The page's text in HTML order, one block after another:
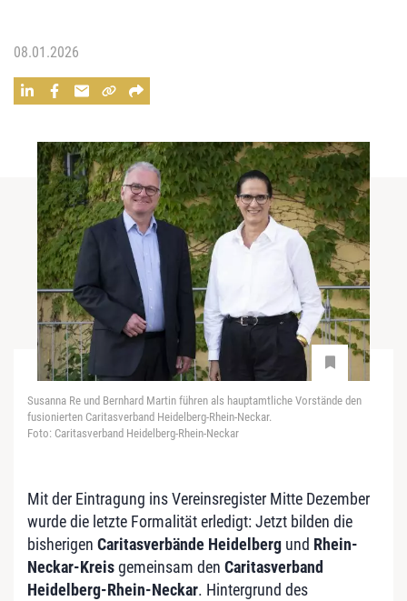
08.01.2026
Susanna Re und Bernhard Martin führen als hauptamtliche Vorstände den
fusionierten Caritasverband Heidelberg-Rhein-Neckar.
Foto: Caritasverband Heidelberg-Rhein-Neckar
Mit der Eintragung ins Vereinsregister Mitte Dezember
wurde die letzte Formalität erledigt: Jetzt bilden die
bisherigen Caritasverbände Heidelberg und Rhein-
Neckar-Kreisgemeinsam den Caritasverband
Heidelberg-Rhein-Neckar. Hintergrund des